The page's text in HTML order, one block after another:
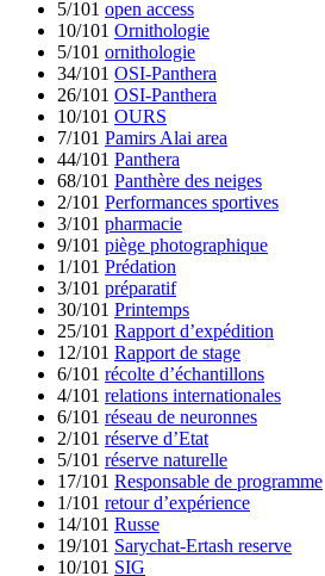
5/101 open access
10/101 Ornithologie
5/101 ornithologie
34/101 OSI-Panthera
26/101 OSI-Panthera
10/101 OURS
7/101 Pamirs Alai area
44/101 Panthera
68/101 Panthère des neiges
2/101 Performances sportives
3/101 pharmacie
9/101 piège photographique
1/101 Prédation
3/101 préparatif
30/101 Printemps
25/101 Rapport d’expédition
12/101 Rapport de stage
6/101 récolte d’échantillons
4/101 relations internationales
6/101 réseau de neuronnes
2/101 réserve d’Etat
5/101 réserve naturelle
17/101 Responsable de programme
1/101 retour d’expérience
14/101 Russe
19/101 Sarychat-Ertash reserve
10/101 SIG